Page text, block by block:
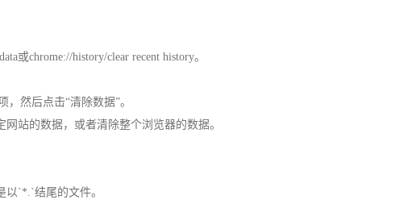
或chrome://history/clear recent history。
，然后点击“清除数据”。
站的数据，或者清除整个浏览器的数据。
`*.`结尾的文件。